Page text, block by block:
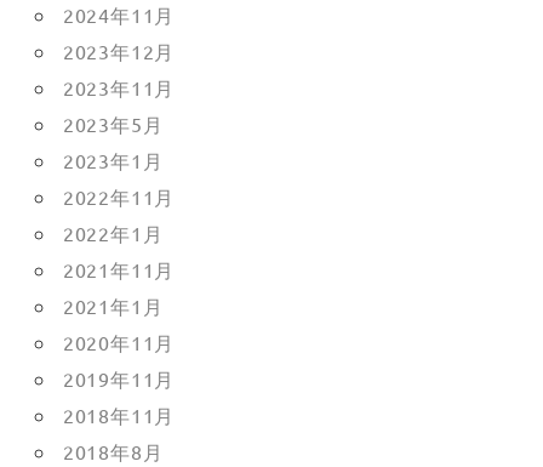
2024年11月
2023年12月
2023年11月
2023年5月
2023年1月
2022年11月
2022年1月
2021年11月
2021年1月
2020年11月
2019年11月
2018年11月
2018年8月